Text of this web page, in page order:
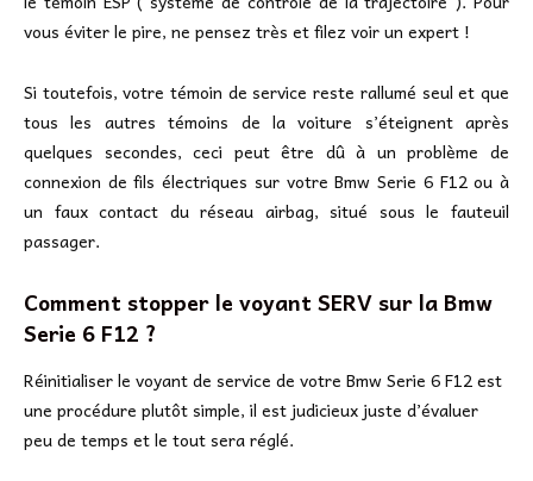
vous éviter le pire, ne pensez très et filez voir un expert !
Si toutefois, votre témoin de service reste rallumé seul et que
tous les autres témoins de la voiture s’éteignent après
quelques secondes, ceci peut être dû à un problème de
connexion de fils électriques sur votre Bmw Serie 6 F12 ou à
un faux contact du réseau airbag, situé sous le fauteuil
passager.
Comment stopper le voyant SERV sur la Bmw
Serie 6 F12 ?
Réinitialiser le voyant de service de votre Bmw Serie 6 F12 est
une procédure plutôt simple, il est judicieux juste d’évaluer
peu de temps et le tout sera réglé.